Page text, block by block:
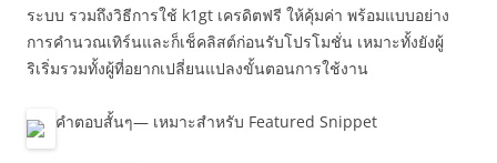
ระบบ รวมถึงวิธีการใช้ k1gt เครดิตฟรี ให้คุ้มค่า พร้อมแบบอย่าง
การคำนวณเทิร์นและก็เช็คลิสต์ก่อนรับโปรโมชั่น เหมาะทั้งยังผู้
ริเริ่มรวมทั้งผู้ที่อยากเปลี่ยนแปลงขั้นตอนการใช้งาน
คำตอบสั้นๆ— เหมาะสำหรับ Featured Snippet